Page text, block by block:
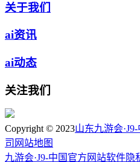
关于我们
ai资讯
ai动态
关注我们
Copyright © 2023山东九游会
司 网站地图
九游会·J9-中国官方网站软件隐